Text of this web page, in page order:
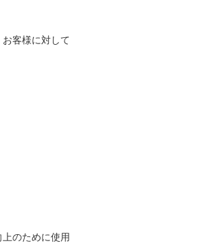
客様に対して
のために使用